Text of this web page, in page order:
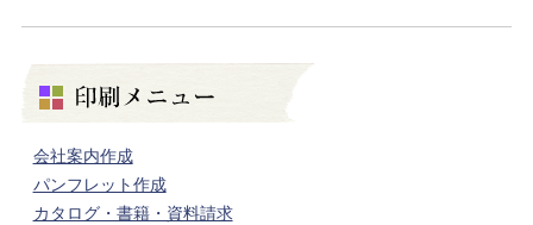
会社案内作成
パンフレット作成
カタログ・書籍・資料請求